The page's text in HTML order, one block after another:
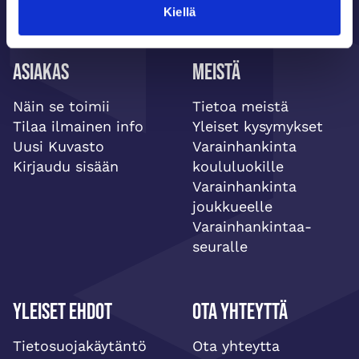
Kiellä
Asiakas
Näin se toimii
Tilaa ilmainen info
Uusi Kuvasto
Kirjaudu sisään
Meistä
Tietoa meistä
Yleiset kysymykset
Varainhankinta
koululuokille
Varainhankinta
joukkueelle
Varainhankintaa-
seuralle
Yleiset ehdot
Tietosuojakäytäntö
Ota yhteyttä
Ota yhteytta